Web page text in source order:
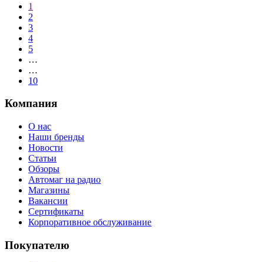
1
2
3
4
5
…
…
10
Компания
О нас
Наши бренды
Новости
Статьи
Обзоры
Автомаг на радио
Магазины
Вакансии
Сертификаты
Корпоративное обслуживание
Покупателю